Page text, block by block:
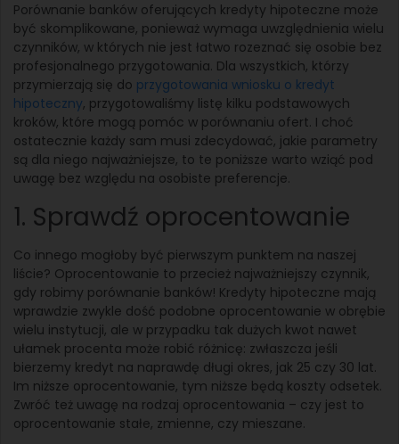
Porównanie banków oferujących kredyty hipoteczne może
być skomplikowane, ponieważ wymaga uwzględnienia wielu
czynników, w których nie jest łatwo rozeznać się osobie bez
profesjonalnego przygotowania. Dla wszystkich, którzy
przymierzają się do przygotowania wniosku o kredyt
hipoteczny, przygotowaliśmy listę kilku podstawowych
kroków, które mogą pomóc w porównaniu ofert. I choć
ostatecznie każdy sam musi zdecydować, jakie parametry
są dla niego najważniejsze, to te poniższe warto wziąć pod
uwagę bez względu na osobiste preferencje.
1. Sprawdź oprocentowanie
Co innego mogłoby być pierwszym punktem na naszej
liście? Oprocentowanie to przecież najważniejszy czynnik,
gdy robimy porównanie banków! Kredyty hipoteczne mają
wprawdzie zwykle dość podobne oprocentowanie w obrębie
wielu instytucji, ale w przypadku tak dużych kwot nawet
ułamek procenta może robić różnicę: zwłaszcza jeśli
bierzemy kredyt na naprawdę długi okres, jak 25 czy 30 lat.
Im niższe oprocentowanie, tym niższe będą koszty odsetek.
Zwróć też uwagę na rodzaj oprocentowania – czy jest to
oprocentowanie stałe, zmienne, czy mieszane.